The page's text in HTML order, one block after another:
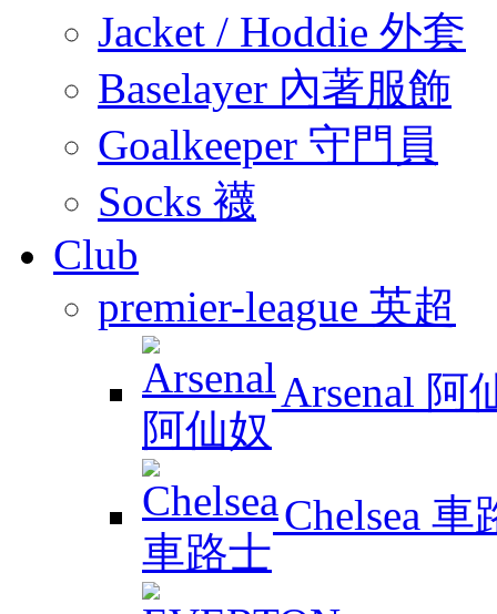
Jacket / Hoddie 外套
Baselayer 內著服飾
Goalkeeper 守門員
Socks 襪
Club
premier-league 英超
Arsenal 阿
Chelsea 車